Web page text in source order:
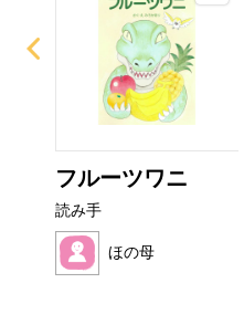
フルーツワニ
読み手
ほの母